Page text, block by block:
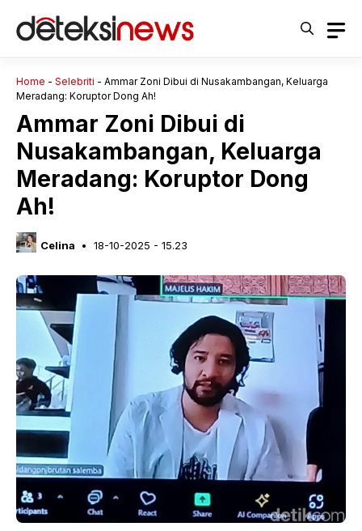
Home - Selebriti - Ammar Zoni Dibui di Nusakambangan, Keluarga
Meradang: Koruptor Dong Ah!
Ammar Zoni Dibui di
Nusakambangan, Keluarga
Meradang: Koruptor Dong
Ah!
Celina 18-10-2025 - 15.23